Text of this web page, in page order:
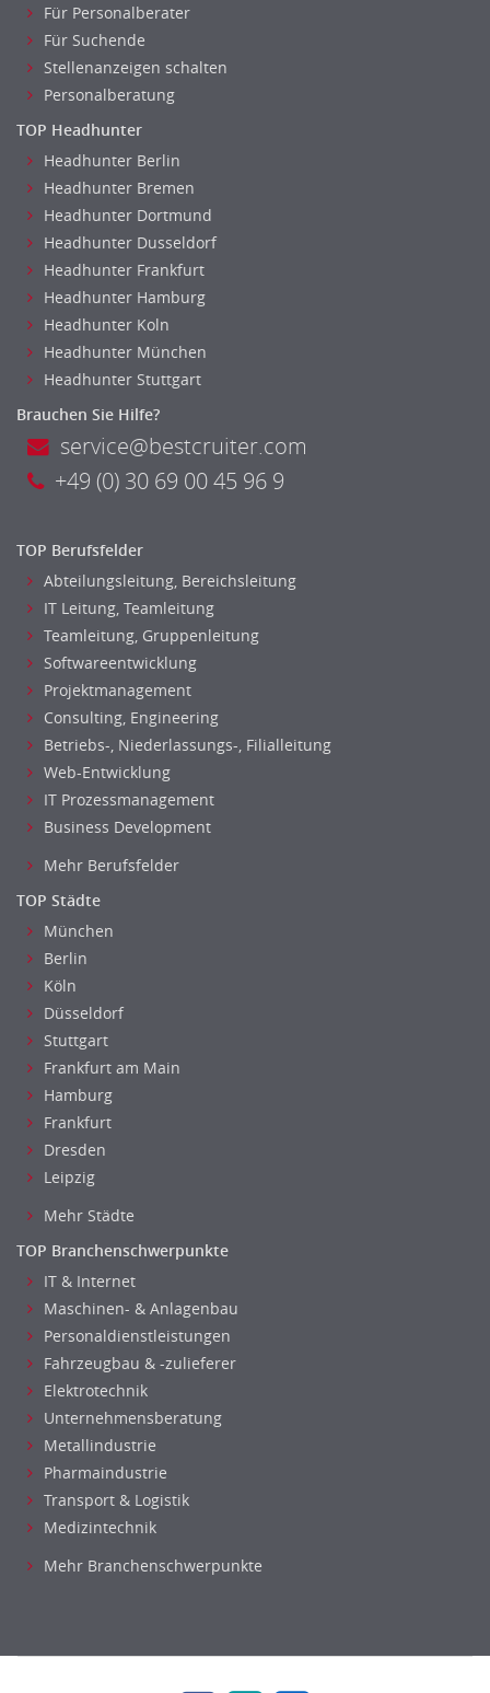
Für Personalberater
Für Suchende
Stellenanzeigen schalten
Personalberatung
TOP Headhunter
Headhunter Berlin
Headhunter Bremen
Headhunter Dortmund
Headhunter Dusseldorf
Headhunter Frankfurt
Headhunter Hamburg
Headhunter Koln
Headhunter München
Headhunter Stuttgart
Brauchen Sie Hilfe?
service@bestcruiter.com
+49 (0) 30 69 00 45 96 9
TOP Berufsfelder
Abteilungsleitung, Bereichsleitung
IT Leitung, Teamleitung
Teamleitung, Gruppenleitung
Softwareentwicklung
Projektmanagement
Consulting, Engineering
Betriebs-, Niederlassungs-, Filialleitung
Web-Entwicklung
IT Prozessmanagement
Business Development
Mehr Berufsfelder
TOP Städte
München
Berlin
Köln
Düsseldorf
Stuttgart
Frankfurt am Main
Hamburg
Frankfurt
Dresden
Leipzig
Mehr Städte
TOP Branchenschwerpunkte
IT & Internet
Maschinen- & Anlagenbau
Personaldienstleistungen
Fahrzeugbau & -zulieferer
Elektrotechnik
Unternehmensberatung
Metallindustrie
Pharmaindustrie
Transport & Logistik
Medizintechnik
Mehr Branchenschwerpunkte